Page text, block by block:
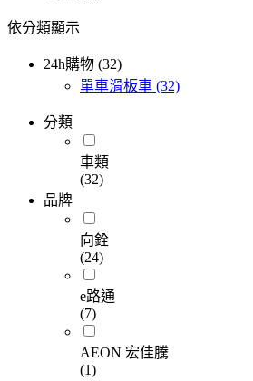
依分類顯示
24h購物 (32)
單車滑板車 (32)
分類
車類
(32)
品牌
向銓
(24)
e路通
(7)
AEON 宏佳騰
(1)